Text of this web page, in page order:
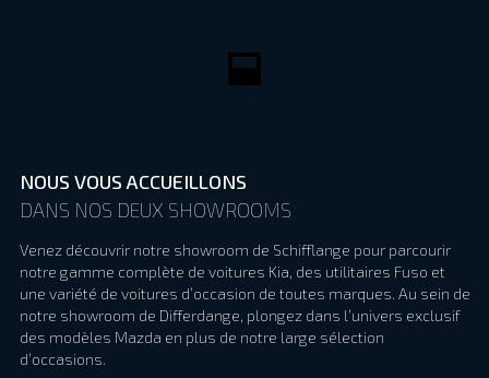
NOUS VOUS ACCUEILLONS
DANS NOS DEUX SHOWROOMS
Venez découvrir notre showroom de Schifflange pour parcourir
notre gamme complète de voitures Kia, des utilitaires Fuso et
une variété de voitures d’occasion de toutes marques. Au sein de
notre showroom de Differdange, plongez dans l’univers exclusif
des modèles Mazda en plus de notre large sélection
d’occasions.